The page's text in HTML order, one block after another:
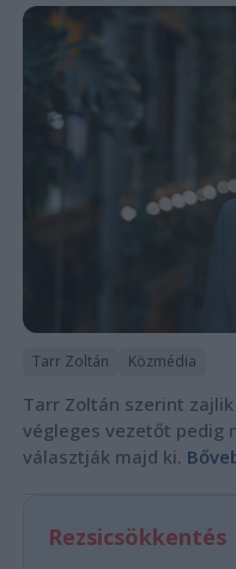
Tarr Zoltán Közmédia
Tarr Zoltán szerint
végleges vezetőt pedig
választják majd ki.
Rezsicsökkentés